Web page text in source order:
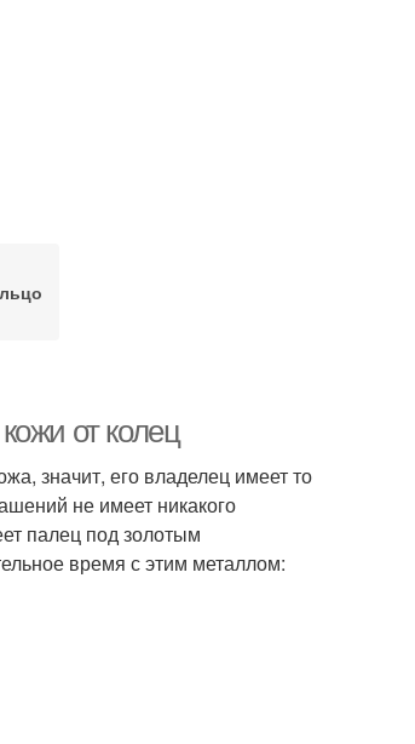
от колец
значит, его владелец имеет то
не имеет никакого
палец под золотым
время с этим металлом: